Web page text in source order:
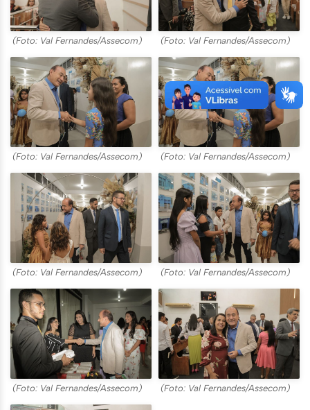
(Foto: Val Fernandes/Assecom) (Foto: Val Fernandes/Assecom)
(Foto: Val Fernandes/Assecom) (Foto: Val Fernandes/Assecom)
(Foto: Val Fernandes/Assecom) (Foto: Val Fernandes/Assecom)
(Foto: Val Fernandes/Assecom) (Foto: Val Fernandes/Assecom)